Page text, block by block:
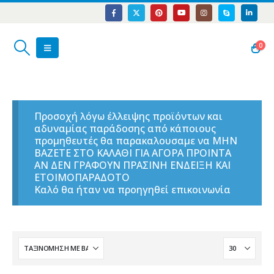
0
Προσοχή λόγω έλλειψης προϊόντων και
αδυναμίας παράδοσης από κάποιους
προμηθευτές θα παρακαλουσαμε να ΜΗΝ
ΒΑΖΕΤΕ ΣΤΟ ΚΑΛΑΘΙ ΓΙΑ ΑΓΟΡΑ ΠΡΟΙΝΤΑ
ΑΝ ΔΕΝ ΓΡΑΦΟΥΝ ΠΡΑΣΙΝΗ ΕΝΔΕΙΞΗ ΚΑΙ
ΕΤΟΙΜΟΠΑΡΑΔΟΤΟ
Καλό θα ήταν να προηγηθεί επικοινωνία